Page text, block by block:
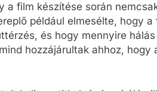
a film készítése során
például elmesélte, hogy
és hogy mennyire
hozzájárultak ahhoz, hogy